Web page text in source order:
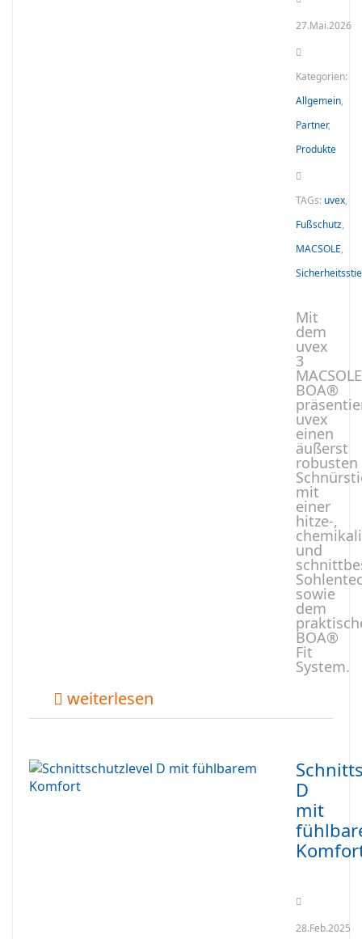
27.Mai.2026
Kategorien:
Allgemein,
Partner,
Produkte
TAGs: uvex,
Fußschutz,
MACSOLE,
Mit
dem
uvex
3
BOA®
uvex
einen
äußerst
robusten
mit
einer
hitze-,
und
sowie
dem
BOA®
Fit
System.
weiterlesen
D
mit
28.Feb.2025